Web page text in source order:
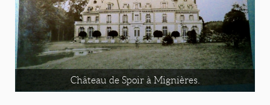
Château de Spoir à Mignières.